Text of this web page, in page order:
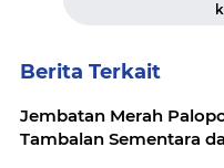
Berita Terkait
Jembatan Merah
Tambalan Sementara